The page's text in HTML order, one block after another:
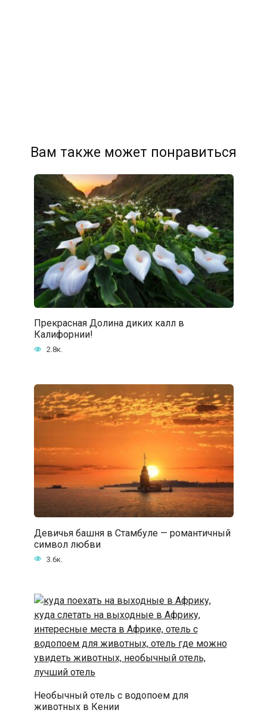
Вам также может понравиться
Прекрасная Долина диких калл в
Калифорнии!
2.8к.
Девичья башня в Стамбуле — романтичный
символ любви
3.6к.
Необычный отель с водопоем для
животных в Кении